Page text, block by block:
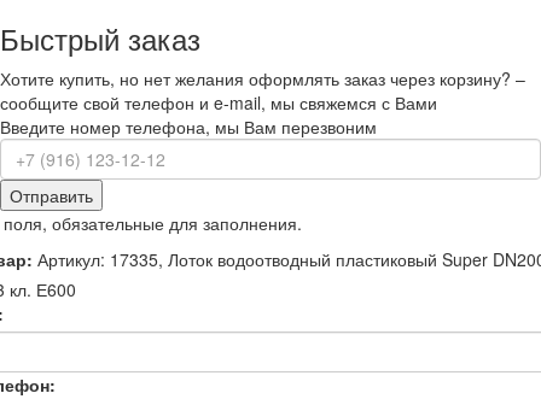
Быстрый заказ
Хотите купить, но нет желания оформлять заказ через корзину? –
сообщите свой телефон и e-mail, мы свяжемся с Вами
Введите номер телефона, мы Вам перезвоним
Отправить
обязательные для заполнения.
Артикул: 17335, Лоток водоотводный пластиковый Super
кл. Е600